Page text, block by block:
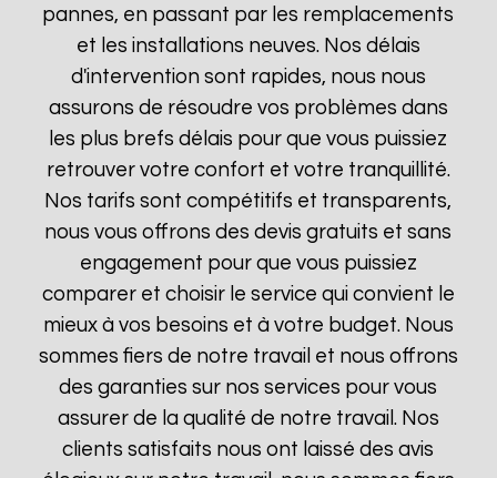
pannes, en passant par les remplacements
et les installations neuves. Nos délais
d'intervention sont rapides, nous nous
assurons de résoudre vos problèmes dans
les plus brefs délais pour que vous puissiez
retrouver votre confort et votre tranquillité.
Nos tarifs sont compétitifs et transparents,
nous vous offrons des devis gratuits et sans
engagement pour que vous puissiez
comparer et choisir le service qui convient le
mieux à vos besoins et à votre budget. Nous
sommes fiers de notre travail et nous offrons
des garanties sur nos services pour vous
assurer de la qualité de notre travail. Nos
clients satisfaits nous ont laissé des avis